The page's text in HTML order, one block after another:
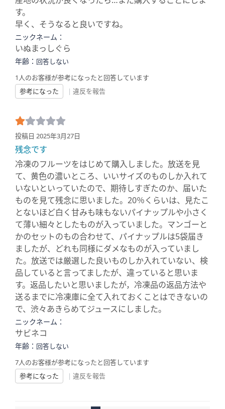
す。
早く、そうなると良いですね。
ニックネーム：
いぬまっしぐら
年齢： 回答しない
1人のお客様が参考になったと回答しています
参考になった
| 違反を報告
投稿日 2025年3月27日
残念です
冷凍のフルーツをはじめて購入しました。放送を見
て、黄色の濃いところ、いいサイズのものしか入れて
いないといっていたので、期待しすぎたのか、届いた
ものを見て残念に思いました。20％くらいは、見たこ
とないほど白く甘みも味もないパイナップルや小さく
て薄い細々としたものが入っていました。マンゴーと
かのセットのもの合わせて、パイナップルは5袋届き
ましたが、どれも同様にダメなものが入っていまし
た。放送では厳選した良いものしか入れていない、検
品していると言ってましたが、違っていると思いま
す。返品したいと思いましたが，冷凍品の返品方法や
送るまでに冷凍庫に全て入れておくことはできないの
で、渋々あきらめてジュースにしました。
ニックネーム：
サビネコ
年齢： 回答しない
7人のお客様が参考になったと回答しています
参考になった
| 違反を報告